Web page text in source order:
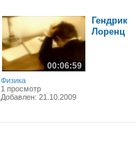
00:06:59
Физика
1 просмотр
Добавлен: 21.10.2009
Гендрик
Лоренц